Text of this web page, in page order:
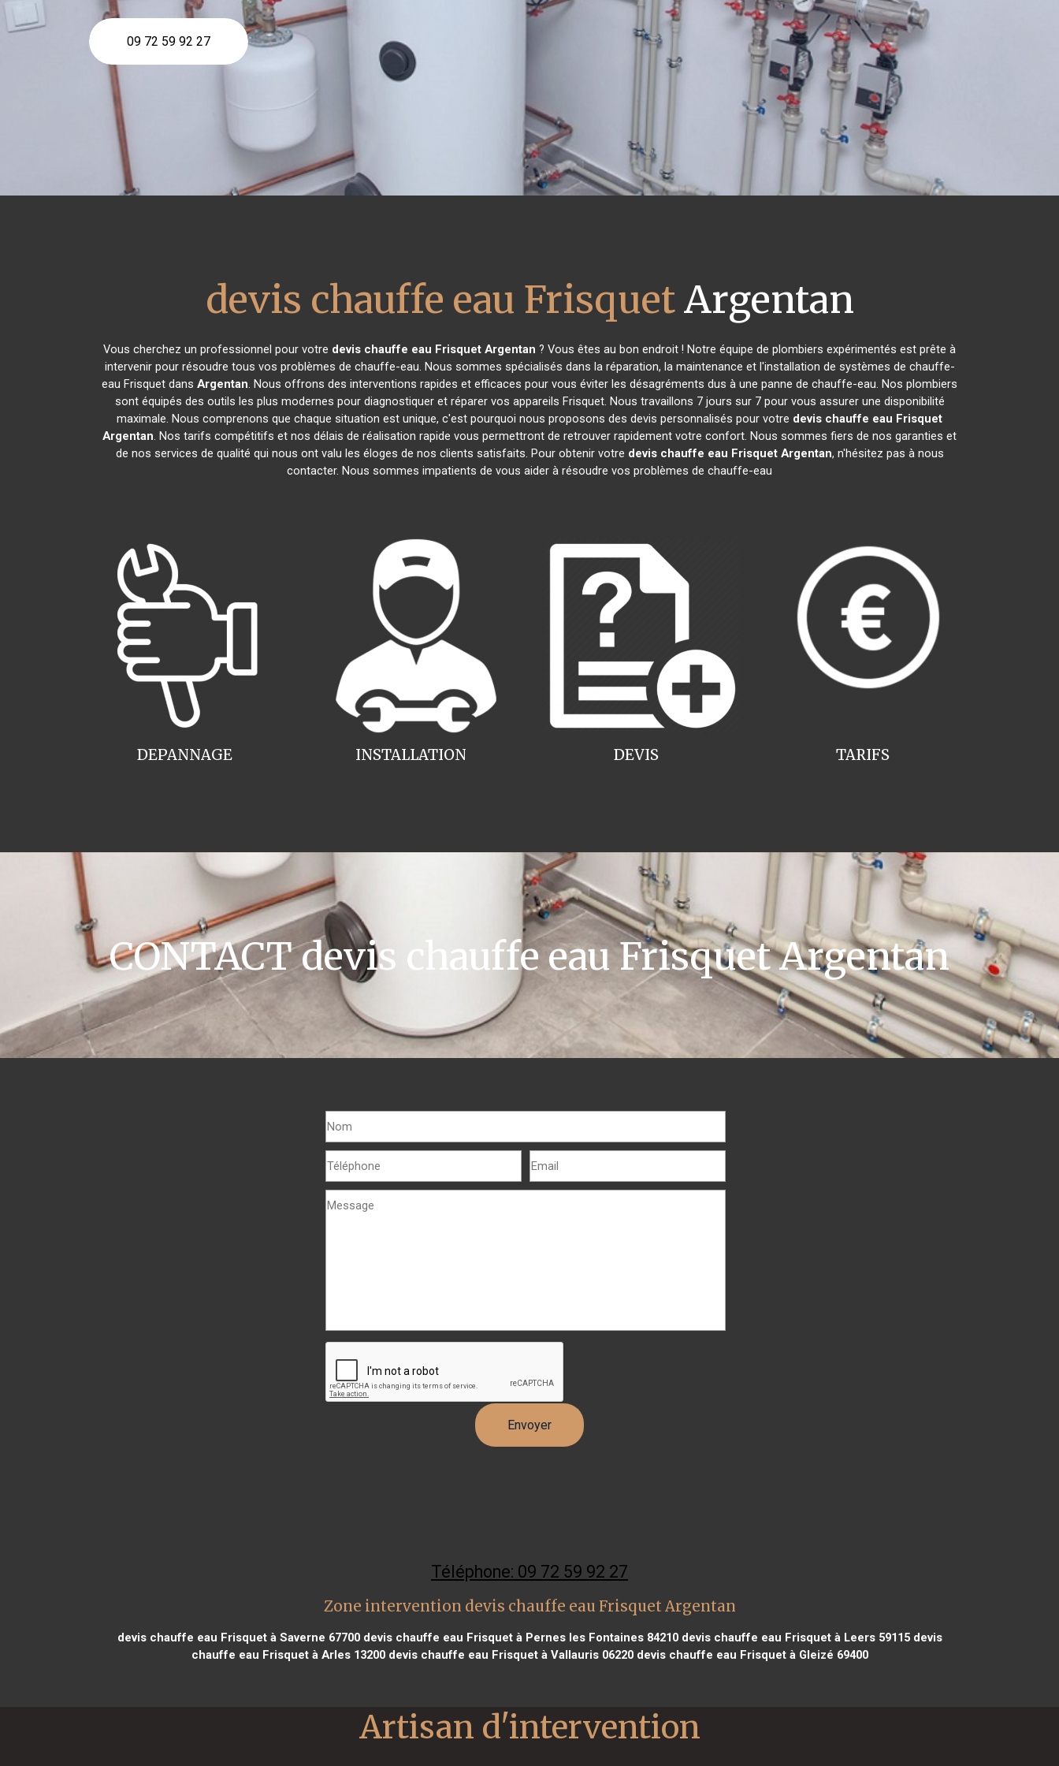
09 72 59 92 27
devis chauffe eau FrisquetArgentan
Vous cherchez un professionnel pour votre devis chauffe eau Frisquet Argentan ? Vous êtes au bon endroit ! Notre équipe de plombiers expérimentés est prête à
intervenir pour résoudre tous vos problèmes de chauffe-eau. Nous sommes spécialisés dans la réparation, la maintenance et l'installation de systèmes de chauffe-
eau Frisquet dans Argentan. Nous offrons des interventions rapides et efficaces pour vous éviter les désagréments dus à une panne de chauffe-eau. Nos plombiers
sont équipés des outils les plus modernes pour diagnostiquer et réparer vos appareils Frisquet. Nous travaillons 7 jours sur 7 pour vous assurer une disponibilité
maximale. Nous comprenons que chaque situation est unique, c'est pourquoi nous proposons des devis personnalisés pour votre devis chauffe eau Frisquet
Argentan. Nos tarifs compétitifs et nos délais de réalisation rapide vous permettront de retrouver rapidement votre confort. Nous sommes fiers de nos garanties et
de nos services de qualité qui nous ont valu les éloges de nos clients satisfaits. Pour obtenir votre devis chauffe eau Frisquet Argentan, n'hésitez pas à nous
contacter. Nous sommes impatients de vous aider à résoudre vos problèmes de chauffe-eau
INSTALLATION
DEPANNAGE TARIFS
DEVIS
CONTACT devis chauffe eau Frisquet Argentan
Téléphone: 09 72 59 92 27
Zone intervention devis chauffe eau Frisquet Argentan
devis chauffe eau Frisquet à Saverne 67700devis chauffe eau Frisquet à Pernes les Fontaines 84210devis chauffe eau Frisquet à Leers 59115devis
chauffe eau Frisquet à Arles 13200devis chauffe eau Frisquet à Vallauris 06220devis chauffe eau Frisquet à Gleizé 69400
Artisan d'intervention